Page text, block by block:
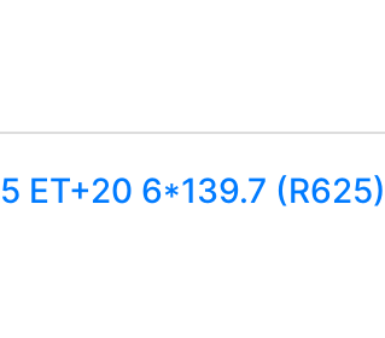
ET+20 6*139.7 (R625)